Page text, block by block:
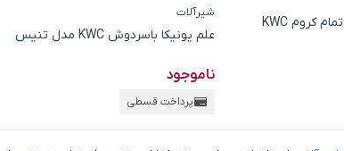
علم یونیکا دوپارچه باسردوش تمام کروم KWC
شیرآلات
علم یونیکا باسردوش KWC مدل تنیس
ناموجود
پرداخت قسطی